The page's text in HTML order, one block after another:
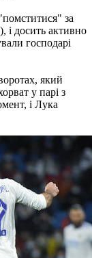
за
і досить активно
господарі
який
у парі з
і Лука